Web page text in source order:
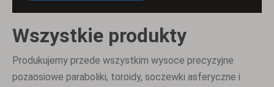
Wszystkie produkty
Produkujemy przede wszystkim wysoce precyzyjne
pozaosiowe paraboliki, toroidy, soczewki asferyczne i